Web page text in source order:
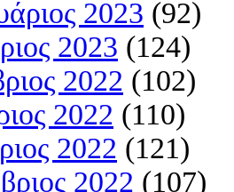
2023 (92)
2023 (124)
2022 (102)
2022 (110)
2022 (121)
2022 (107)